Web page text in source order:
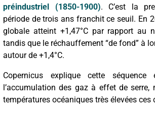
préindustriel (1850-1900). C’est la
période de trois ans franchit ce seuil. En
globale atteint +1,47°C par rapport au
tandis que le réchauffement “de fond” à
autour de +1,4°C.
Copernicus explique cette séquence
l’accumulation des gaz à effet de
températures océaniques très élevées ces